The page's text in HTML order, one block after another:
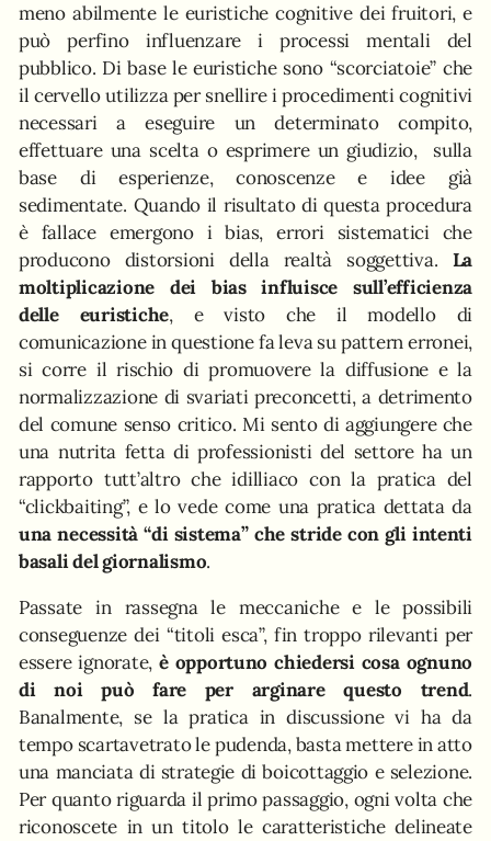
meno abilmente le euristiche cognitive dei fruitori, e
può perfino influenzare i processi mentali del
pubblico. Di base le euristiche sono “scorciatoie” che
il cervello utilizza per snellire i procedimenti cognitivi
necessari a eseguire un determinato compito,
effettuare una scelta o esprimere un giudizio, sulla
base di esperienze, conoscenze e idee già
sedimentate. Quando il risultato di questa procedura
è fallace emergono i bias, errori sistematici che
producono distorsioni della realtà soggettiva. La
moltiplicazione dei bias influisce sull’efficienza
delle euristiche, e visto che il modello di
comunicazione in questione fa leva su pattern erronei,
si corre il rischio di promuovere la diffusione e la
normalizzazione di svariati preconcetti, a detrimento
del comune senso critico. Mi sento di aggiungere che
una nutrita fetta di professionisti del settore ha un
rapporto tutt’altro che idilliaco con la pratica del
“clickbaiting”, e lo vede come una pratica dettata da
una necessità “di sistema” che stride con gli intenti
basali del giornalismo.
Passate in rassegna le meccaniche e le possibili
conseguenze dei “titoli esca”, fin troppo rilevanti per
essere ignorate, è opportuno chiedersi cosa ognuno
di noi può fare per arginare questo trend.
Banalmente, se la pratica in discussione vi ha da
tempo scartavetrato le pudenda, basta mettere in atto
una manciata di strategie di boicottaggio e selezione.
Per quanto riguarda il primo passaggio, ogni volta che
riconoscete in un titolo le caratteristiche delineate